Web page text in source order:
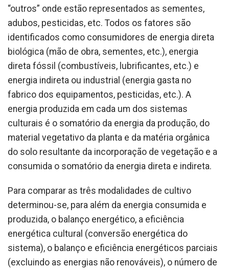
“outros” onde estão representados as sementes,
adubos, pesticidas, etc. Todos os fatores são
identificados como consumidores de energia direta
biológica (mão de obra, sementes, etc.), energia
direta fóssil (combustíveis, lubrificantes, etc.) e
energia indireta ou industrial (energia gasta no
fabrico dos equipamentos, pesticidas, etc.). A
energia produzida em cada um dos sistemas
culturais é o somatório da energia da produção, do
material vegetativo da planta e da matéria orgânica
do solo resultante da incorporação de vegetação e a
consumida o somatório da energia direta e indireta.
Para comparar as três modalidades de cultivo
determinou-se, para além da energia consumida e
produzida, o balanço energético, a eficiência
energética cultural (conversão energética do
sistema), o balanço e eficiência energéticos parciais
(excluindo as energias não renováveis), o número de